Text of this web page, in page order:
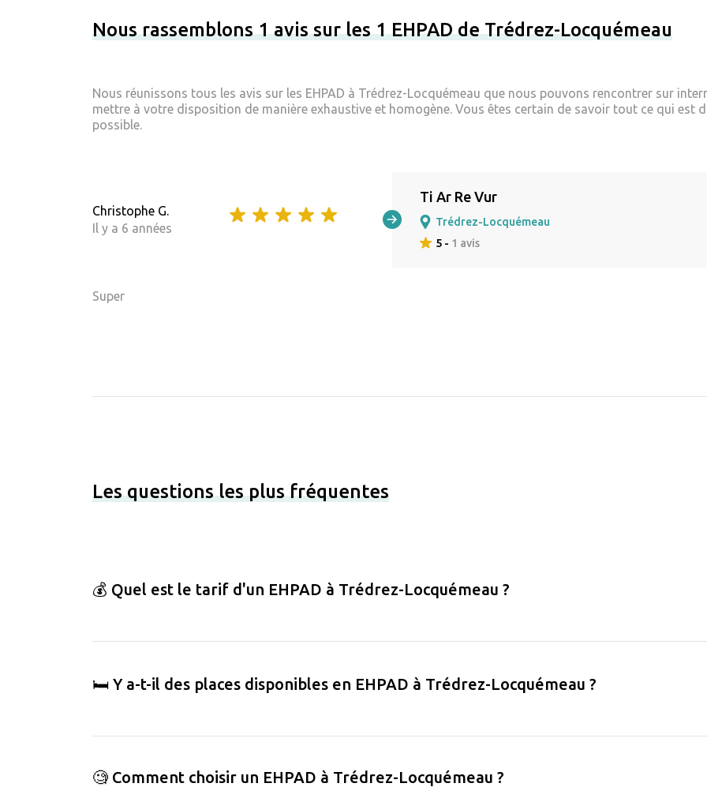
Nous rassemblons 1 avis sur les 1 EHPAD de Trédrez-Locquémeau
Nous réunissons tous les avis sur les EHPAD à Trédrez-Locquémeau que nous pouvons rencontrer sur
mettre à votre disposition de manière exhaustive et homogène. Vous êtes certain de savoir tout ce qui est
possible.
Christophe G.
Il y a 6 années
Ti Ar Re Vur
Trédrez-Locquémeau
5 - 1 avis
Super
Les questions les plus fréquentes
💰 Quel est le tarif d'un EHPAD à Trédrez-Locquémeau ?
🛏️ Y a-t-il des places disponibles en EHPAD à Trédrez-Locquémeau ?
🧐 Comment choisir un EHPAD à Trédrez-Locquémeau ?